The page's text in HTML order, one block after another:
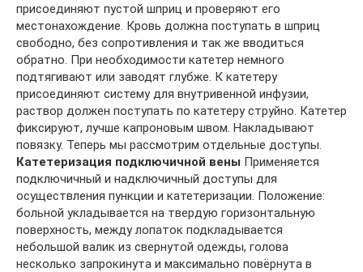
присоединяют пустой шприц и проверяют его
местонахождение. Кровь должна поступать в шприц
свободно, без сопротивления и так же вводиться
обратно. При необходимости катетер немного
подтягивают или заводят глубже. К катетеру
присоединяют систему для внутривенной инфузии,
раствор должен поступать по катетеру струйно. Катетер
фиксируют, лучше капроновым швом. Накладывают
повязку. Теперь мы рассмотрим отдельные доступы.
Катетеризация подключичной вены Применяется
подключичный и надключичный доступы для
осуществления пункции и катетеризации. Положение:
больной укладывается на твердую горизонтальную
поверхность, между лопаток подкладывается
небольшой валик из свернутой одежды, голова
несколько запрокинута и максимально повёрнута в